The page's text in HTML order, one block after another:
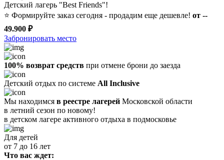
Детский лагерь "Best Friends"!
⭐️ Формируйте заказ сегодня - продадим еще дешевле! от --
49.900 ₽
Забронировать место
100% возврат средств при отмене брони до заезда
Детский отдых по системе All Inclusive
Мы находимся в реестре лагерей Московской области
в летний сезон по новому!
в детском лагере активного отдыха в подмосковье
Для детей
от 7 до 16 лет
Что вас ждет: